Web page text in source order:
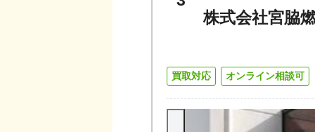
株式会社宮脇
買取対応 オンライン相談可